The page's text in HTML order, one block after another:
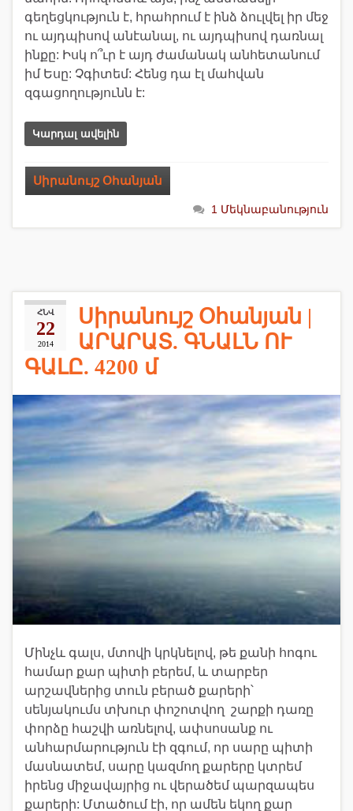
գեղեցկություն է, հրահրում է ինձ ձուլվել իր մեջ
ու այդպիսով անէանալ, ու այդպիսով դառնալ
ինքը: Իսկ ո՞ւր է այդ ժամանակ անհետանում
իմ Եսը: Չգիտեմ: Հենց դա էլ մահվան
զգացողությունն է:
Կարդալ ավելին
Սիրանույշ Օհանյան
1 Մեկնաբանություն
ՀՆՎ
22
2014
Սիրանույշ Օհանյան |
ԱՐԱՐԱՏ. ԳՆԱԼՆ ՈՒ
ԳԱԼԸ. 4200 մ
Մինչև գալս, մտովի կրկնելով, թե քանի հոգու
համար քար պիտի բերեմ, և տարբեր
արշավներից տուն բերած քարերի՝
սենյակումս տխուր փոշոտվող շարքի դառը
փորձը հաշվի առնելով, ափսոսանք ու
անհարմարություն էի զգում, որ սարը պիտի
մասնատեմ, սարը կազմող քարերը կտրեմ
իրենց միջավայրից ու վերածեմ պարզապես
քարերի: Մտածում էի, որ ամեն եկող քար